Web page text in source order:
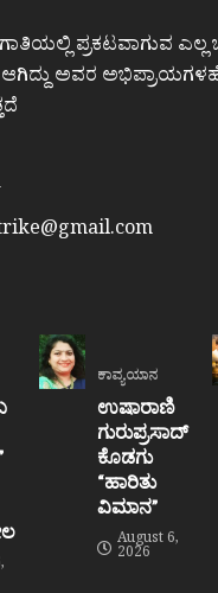
ಪ್ರಕಟವಾಗುವ ಎಲ್ಲ
ಅವರ
ಕಾವ್ಯಯಾನ
ಉಷಾರಾಣಿ
ಗುರುಪ್ರಸಾದ್
ಕೊಡಗು
“ಹಾರಿತು
ವಿಮಾನ”
August 6,
2026